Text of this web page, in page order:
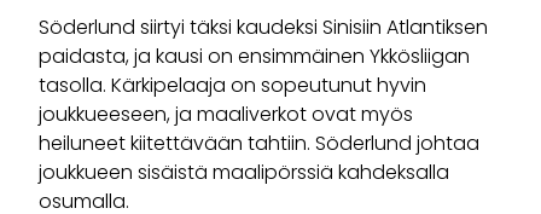
Söderlund siirtyi täksi kaudeksi Sinisiin Atlantiksen
paidasta, ja kausi on ensimmäinen Ykkösliigan
tasolla. Kärkipelaaja on sopeutunut hyvin
joukkueeseen, ja maaliverkot ovat myös
heiluneet kiitettävään tahtiin. Söderlund johtaa
joukkueen sisäistä maalipörssiä kahdeksalla
osumalla.